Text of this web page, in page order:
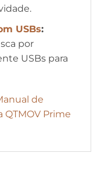
USBs:
por
USBs para
de
QTMOV Prime